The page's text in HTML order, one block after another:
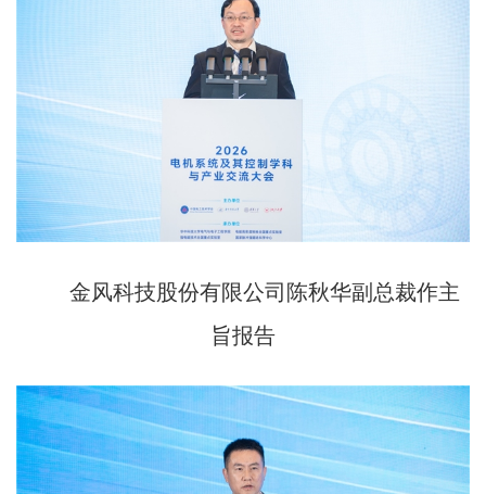
金风科技股份有限公司陈秋华副总裁作主
旨报告